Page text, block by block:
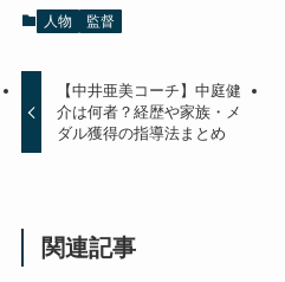
人物 監督
【中井亜美コーチ】中庭健
介は何者？経歴や家族・メ
ダル獲得の指導法まとめ
関連記事